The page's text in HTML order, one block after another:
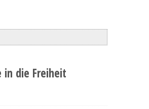
in die Freiheit